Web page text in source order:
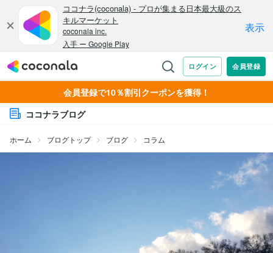
会員登録で10％割引クーポンを獲得！
ココナラブログ
ホーム ブログトップ ブログ コラム